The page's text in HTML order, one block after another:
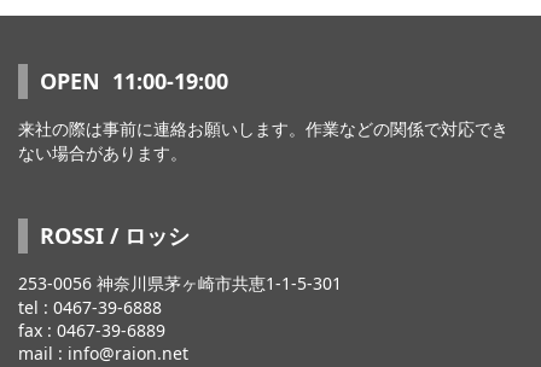
OPEN 11:00-19:00
来社の際は事前に連絡お願いします。作業などの関係で対応でき
ない場合があります。
ROSSI / ロッシ
253-0056 神奈川県茅ヶ崎市共恵1-1-5-301
tel : 0467-39-6888
fax : 0467-39-6889
mail : info@raion.net